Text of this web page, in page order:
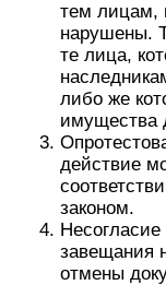
тем лицам,
нарушены.
те лица,
либо же
имущества
действие
законом.
завещания
отмены